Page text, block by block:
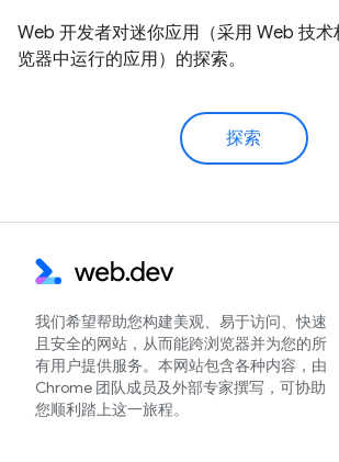
Web 开发者对迷你应用（采用 Web 技术
览器中运行的应用）的探索。
探索
我们希望帮助您构建美观、易于访问、快速
且安全的网站，从而能跨浏览器并为您的所
有用户提供服务。本网站包含各种内容，由
Chrome 团队成员及外部专家撰写，可协助
您顺利踏上这一旅程。